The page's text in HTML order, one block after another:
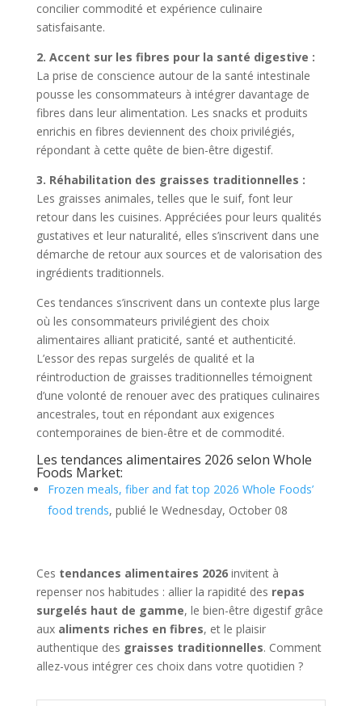
concilier commodité et expérience culinaire
satisfaisante.
2. Accent sur les fibres pour la santé digestive :
La prise de conscience autour de la santé intestinale
pousse les consommateurs à intégrer davantage de
fibres dans leur alimentation. Les snacks et produits
enrichis en fibres deviennent des choix privilégiés,
répondant à cette quête de bien-être digestif.
3. Réhabilitation des graisses traditionnelles :
Les graisses animales, telles que le suif, font leur
retour dans les cuisines. Appréciées pour leurs qualités
gustatives et leur naturalité, elles s’inscrivent dans une
démarche de retour aux sources et de valorisation des
ingrédients traditionnels.
Ces tendances s’inscrivent dans un contexte plus large
où les consommateurs privilégient des choix
alimentaires alliant praticité, santé et authenticité.
L’essor des repas surgelés de qualité et la
réintroduction de graisses traditionnelles témoignent
d’une volonté de renouer avec des pratiques culinaires
ancestrales, tout en répondant aux exigences
contemporaines de bien-être et de commodité.
Les tendances alimentaires 2026 selon Whole
Foods Market:
Frozen meals, fiber and fat top 2026 Whole Foods’
food trends, publié le Wednesday, October 08
Ces tendances alimentaires 2026invitent à
repenser nos habitudes : allier la rapidité des repas
surgelés haut de gamme, le bien-être digestif grâce
aux aliments riches en fibres, et le plaisir
authentique des graisses traditionnelles. Comment
allez-vous intégrer ces choix dans votre quotidien ?